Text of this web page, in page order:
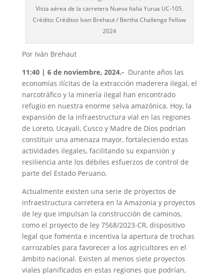
Vista aérea de la carretera Nueva Italia Yurua UC-105.
Crédito: Créditos Ivan Brehaut / Bertha Challenge Fellow
2024
Por Iván Brehaut
11:40 | 6 de noviembre, 2024.- Durante años las
economías ilícitas de la extracción maderera ilegal, el
narcotráfico y la minería ilegal han encontrado
refugio en nuestra enorme selva amazónica. Hoy, la
expansión de la infraestructura vial en las regiones
de Loreto, Ucayali, Cusco y Madre de Dios podrían
constituir una amenaza mayor, fortaleciendo estas
actividades ilegales, facilitando su expansión y
resiliencia ante los débiles esfuerzos de control de
parte del Estado Peruano.
Actualmente existen una serie de proyectos de
infraestructura carretera en la Amazonia y proyectos
de ley que impulsan la construcción de caminos,
como el proyecto de ley 7568/2023-CR, dispositivo
legal que fomenta e incentiva la apertura de trochas
carrozables para favorecer a los agricultores en el
ámbito nacional. Existen al menos siete proyectos
viales planificados en estas regiones que podrían,